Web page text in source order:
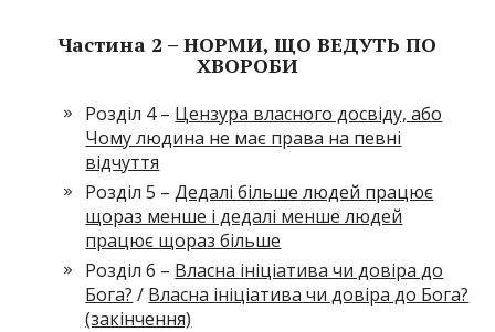
Частина 2 – НОРМИ, ЩО ВЕДУТЬ ПО
ХВОРОБИ
Розділ 4 – Цензура власного досвіду, або
Чому людина не має права на певні
відчуття
Розділ 5 –Дедалі більше людей працює
щораз менше і дедалі менше людей
працює щораз більше
Розділ 6 – Власна ініціатива чи довіра до
Бога? / Власна ініціатива чи довіра до Бога?
(закінчення)